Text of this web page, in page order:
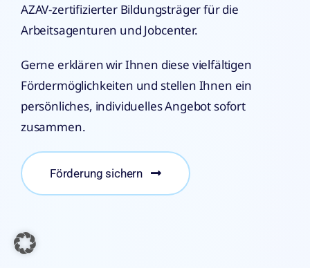
AZAV-zertifizierter Bildungsträger für die
Arbeitsagenturen und Jobcenter.
Gerne erklären wir Ihnen diese vielfältigen
Fördermöglichkeiten und stellen Ihnen ein
persönliches, individuelles Angebot sofort
zusammen.
Förderung sichern